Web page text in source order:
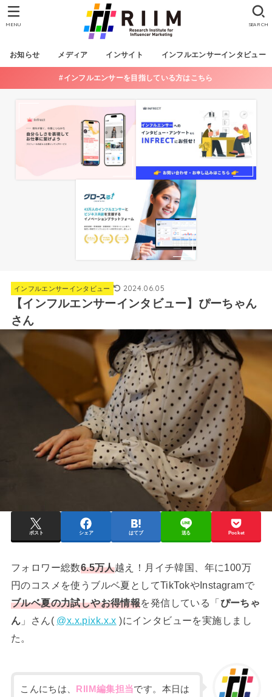
お知らせ メディア インサイト インフルエンサーインタビュー
SEARCH
MENU
#インフルエンサーを目指している方はこちら
インフルエンサーインタビュー 2024.06.05
【インフルエンサーインタビュー】ぴーちゃん
さん
ポスト シェア はてブ 送る Pocket
フォロワー総数6.5万人越え！月イチ韓国、年に100万
円のコスメを使うブルベ夏としてTikTokやInstagramで
ブルベ夏の力試しやお得情報を発信している「ぴーちゃ
ん 」さん( @x.x.pixk.x.x )にインタビューを実施しまし
た。
こんにちは、 RIIM編集担当です。本日は